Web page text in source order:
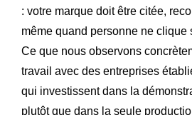
: votre marque doit être citée,
même quand personne ne clique
Ce que nous observons
travail avec des entreprises
qui investissent dans la
plutôt que dans la seule